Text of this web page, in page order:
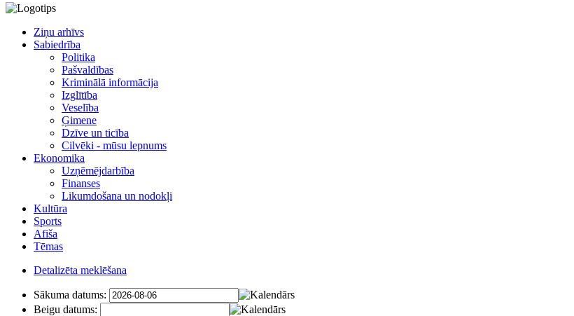
Ziņu arhīvs
Sabiedrība
Politika
Pašvaldības
Kriminālā informācija
Izglītība
Veselība
Ģimene
Dzīve un ticība
Cilvēki - mūsu lepnums
Ekonomika
Uzņēmējdarbība
Finanses
Likumdošana un nodokļi
Kultūra
Sports
Afiša
Tēmas
Detalizēta meklēšana
Sākuma datums:
Beigu datums: